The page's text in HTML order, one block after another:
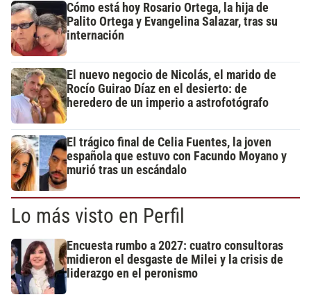
Cómo está hoy Rosario Ortega, la hija de
Palito Ortega y Evangelina Salazar, tras su
internación
El nuevo negocio de Nicolás, el marido de
Rocío Guirao Díaz en el desierto: de
heredero de un imperio a astrofotógrafo
El trágico final de Celia Fuentes, la joven
española que estuvo con Facundo Moyano y
murió tras un escándalo
Lo más visto en Perfil
Encuesta rumbo a 2027: cuatro consultoras
midieron el desgaste de Milei y la crisis de
liderazgo en el peronismo